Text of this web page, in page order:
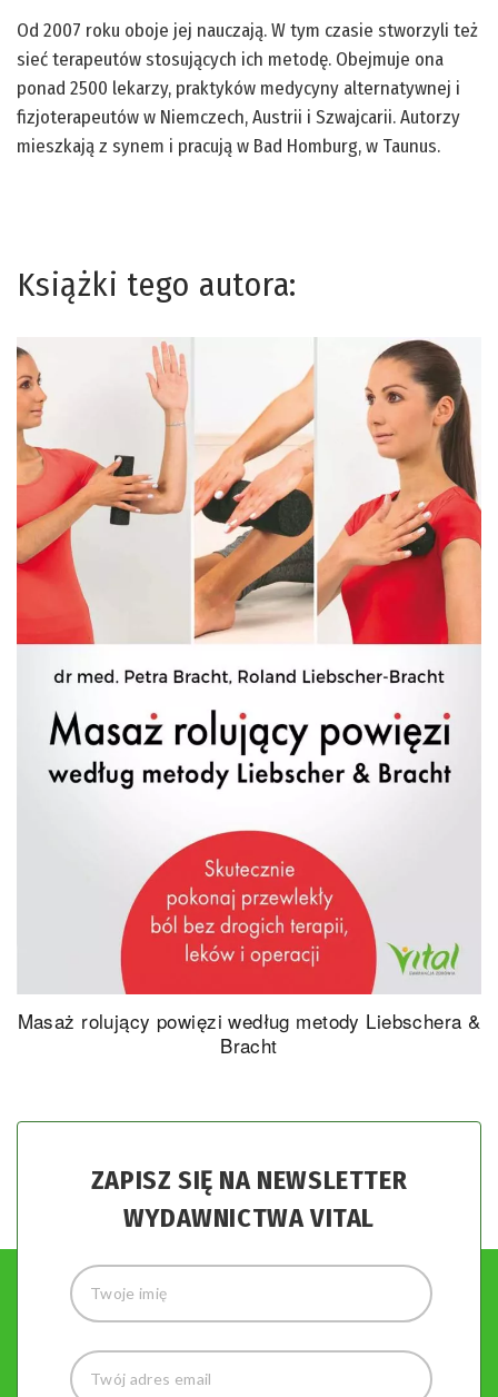
Od 2007 roku oboje jej nauczają. W tym czasie stworzyli też
sieć terapeutów stosujących ich metodę. Obejmuje ona
ponad 2500 lekarzy, praktyków medycyny alternatywnej i
fizjoterapeutów w Niemczech, Austrii i Szwajcarii. Autorzy
mieszkają z synem i pracują w Bad Homburg, w Taunus.
Książki tego autora:
Masaż rolujący powięzi według metody Liebschera &
Bracht
ZAPISZ SIĘ NA NEWSLETTER
WYDAWNICTWA VITAL